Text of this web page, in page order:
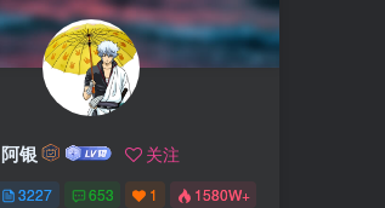
阿银 关注
3227 653 1 1580W+